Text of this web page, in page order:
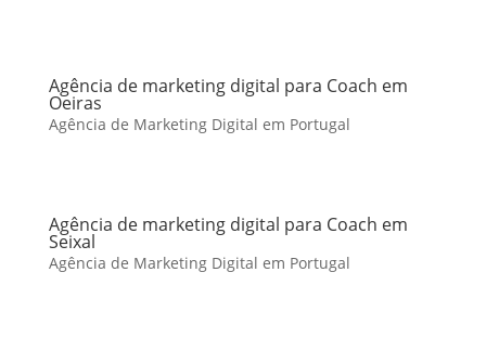
Agência de marketing digital para Coach em
Oeiras
Agência de Marketing Digital em Portugal
Agência de marketing digital para Coach em
Seixal
Agência de Marketing Digital em Portugal